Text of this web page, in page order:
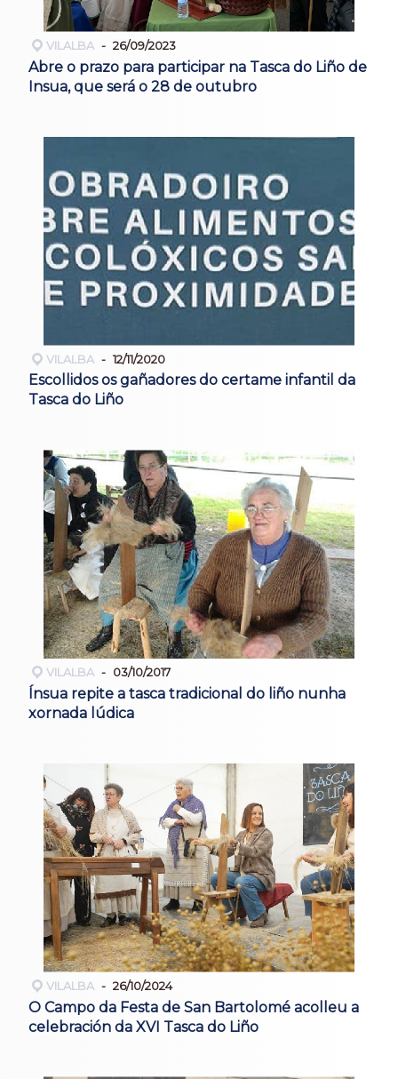
VILALBA 26/09/2023
Abre o prazo para participar na Tasca do Liño de
Insua, que será o 28 de outubro
VILALBA 12/11/2020
Escollidos os gañadores do certame infantil da
Tasca do Liño
VILALBA 03/10/2017
Ínsua repite a tasca tradicional do liño nunha
xornada lúdica
VILALBA 26/10/2024
O Campo da Festa de San Bartolomé acolleu a
celebración da XVI Tasca do Liño